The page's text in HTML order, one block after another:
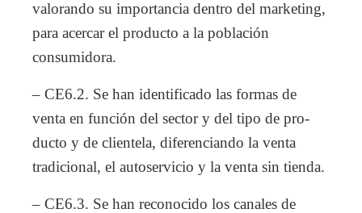
valorando su importancia dentro del marketing,
para acercar el producto a la población
consumidora.
– CE6.2. Se han identificado las formas de
venta en función del sector y del tipo de pro-
ducto y de clientela, diferenciando la venta
tradicional, el autoservicio y la venta sin tienda.
– CE6.3. Se han reconocido los canales de